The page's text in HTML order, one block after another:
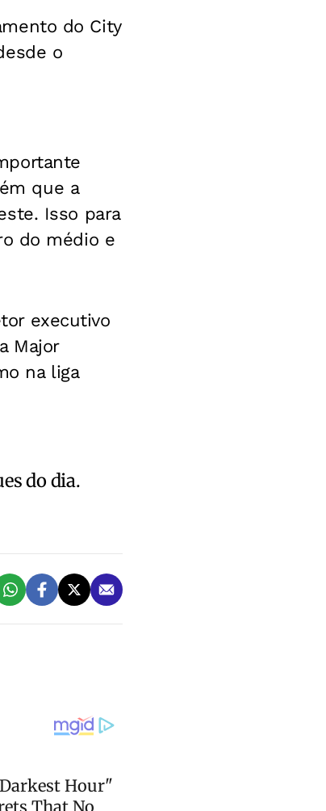
do City
o
que a
Isso para
do médio e
executivo
Major
na liga
do dia.